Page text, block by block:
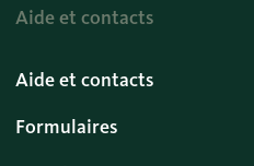
Aide et contacts
Aide et contacts
Formulaires